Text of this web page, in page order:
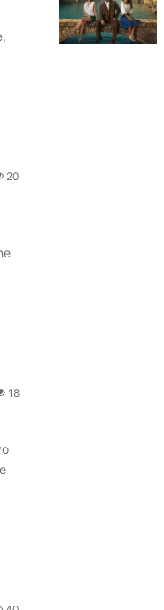
20
18